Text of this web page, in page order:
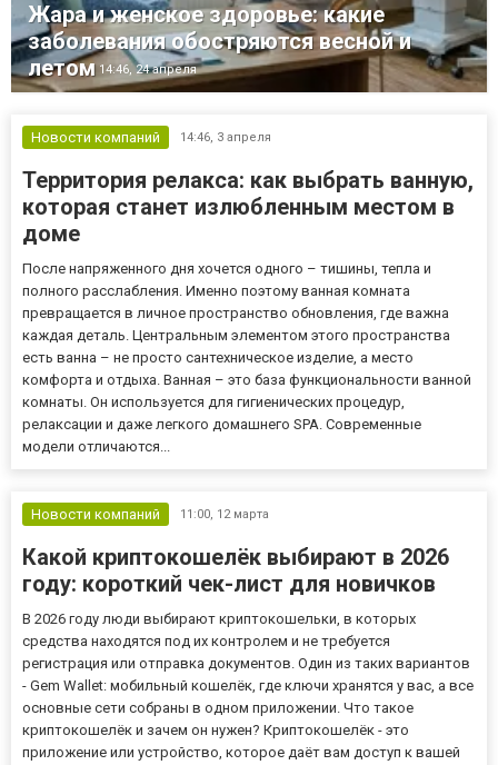
Жара и женское здоровье: какие
заболевания обостряются весной и
летом 14:46,24 апреля
Новости компаний 14:46, 3 апреля
Территория релакса: как выбрать ванную,
которая станет излюбленным местом в
доме
После напряженного дня хочется одного – тишины, тепла и
полного расслабления. Именно поэтому ванная комната
превращается в личное пространство обновления, где важна
каждая деталь. Центральным элементом этого пространства
есть ванна – не просто сантехническое изделие, а место
комфорта и отдыха. Ванная – это база функциональности ванной
комнаты. Он используется для гигиенических процедур,
релаксации и даже легкого домашнего SPA. Современные
модели отличаются...
Новости компаний 11:00, 12 марта
Какой криптокошелёк выбирают в 2026
году: короткий чек-лист для новичков
В 2026 году люди выбирают криптокошельки, в которых
средства находятся под их контролем и не требуется
регистрация или отправка документов. Один из таких вариантов
- Gem Wallet: мобильный кошелёк, где ключи хранятся у вас, а все
основные сети собраны в одном приложении. Что такое
криптокошелёк и зачем он нужен? Криптокошелёк - это
приложение или устройство, которое даёт вам доступ к вашей